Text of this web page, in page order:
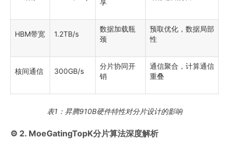
HBM带宽 1.2TB/s
数据加载瓶
颈
预取优化，数据局部
性
核间通信 300GB/s
分片协同开
销
通信聚合，计算通信
重叠
表1：昇腾910B硬件特性对分片设计的影响
⚙️ 2. MoeGatingTopK分片算法深度解析